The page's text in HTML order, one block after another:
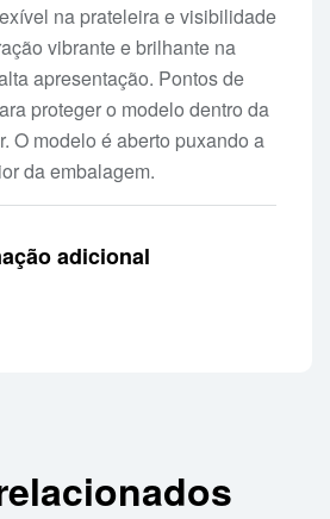
na prateleira e visibilidade
vibrante e brilhante na
apresentação. Pontos de
proteger o modelo dentro da
O modelo é aberto puxando a
da embalagem.
adicional